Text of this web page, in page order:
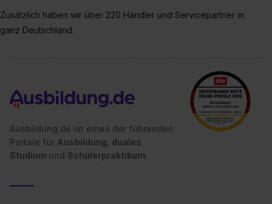
Zusätzlich haben wir über 220 Händler und Servicepartner in
ganz Deutschland.
Ausbildung.de ist eines der führenden
Portale für Ausbildung, duales
Studium und Schülerpraktikum.